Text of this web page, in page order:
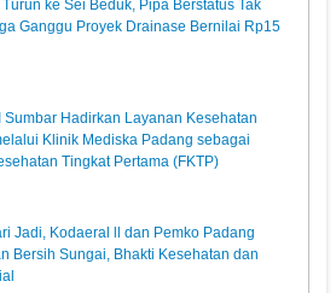
ke Sei Beduk, Pipa Berstatus Tak
Ganggu Proyek Drainase Bernilai Rp15
Sumbar Hadirkan Layanan Kesehatan
Klinik Mediska Padang sebagai
Tingkat Pertama (FKTP)
Jadi, Kodaeral ll dan Pemko Padang
Bersih Sungai, Bhakti Kesehatan dan